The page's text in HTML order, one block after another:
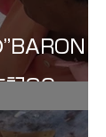
・
記30